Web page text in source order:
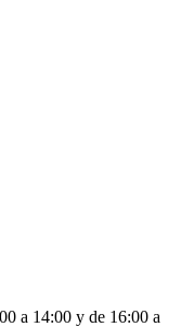
a 14:00 y de 16:00 a